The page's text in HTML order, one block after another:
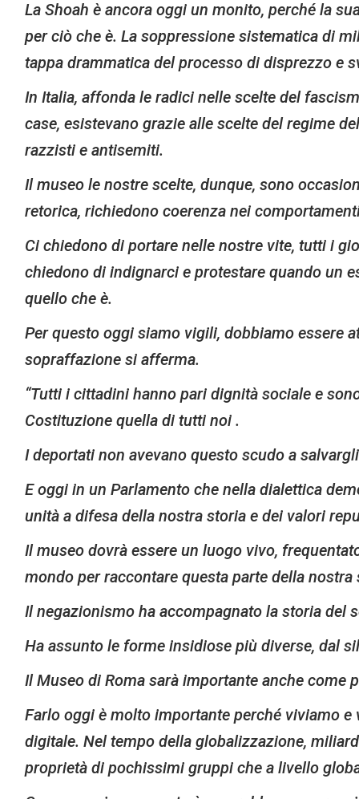
La Shoah è ancora oggi un monito, perché la
per ciò che è. La soppressione sistematica di
tappa drammatica del processo di disprezzo e
In Italia, affonda le radici nelle scelte del
case, esistevano grazie alle scelte del regime
razzisti e antisemiti.
Il museo le nostre scelte, dunque, sono
retorica, richiedono coerenza nei
Ci chiedono di portare nelle nostre vite, tutti i
chiedono di indignarci e protestare quando un
quello che è.
Per questo oggi siamo vigili, dobbiamo essere
sopraffazione si afferma.
“Tutti i cittadini hanno pari dignità sociale e
Costituzione quella di tutti noi .
I deportati non avevano questo scudo a
E oggi in un Parlamento che nella dialettica
unità a difesa della nostra storia e dei valori
Il museo dovrà essere un luogo vivo,
mondo per raccontare questa parte della nostra
Il negazionismo ha accompagnato la storia del
Ha assunto le forme insidiose più diverse, dal
Il Museo di Roma sarà importante anche
Farlo oggi è molto importante perché viviamo
digitale. Nel tempo della globalizzazione,
proprietà di pochissimi gruppi che a livello